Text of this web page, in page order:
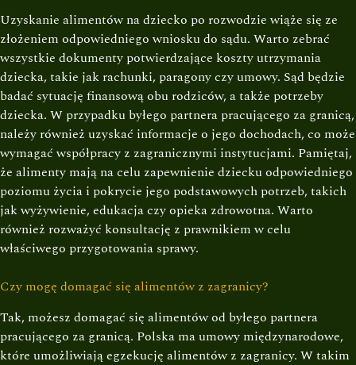
Uzyskanie alimentów na dziecko po rozwodzie wiąże się ze
złożeniem odpowiedniego wniosku do sądu. Warto zebrać
wszystkie dokumenty potwierdzające koszty utrzymania
dziecka, takie jak rachunki, paragony czy umowy. Sąd będzie
badać sytuację finansową obu rodziców, a także potrzeby
dziecka. W przypadku byłego partnera pracującego za granicą,
należy również uzyskać informacje o jego dochodach, co może
wymagać współpracy z zagranicznymi instytucjami. Pamiętaj,
że alimenty mają na celu zapewnienie dziecku odpowiedniego
poziomu życia i pokrycie jego podstawowych potrzeb, takich
jak wyżywienie, edukacja czy opieka zdrowotna. Warto
również rozważyć konsultację z prawnikiem w celu
właściwego przygotowania sprawy.
Czy mogę domagać się alimentów z zagranicy?
Tak, możesz domagać się alimentów od byłego partnera
pracującego za granicą. Polska ma umowy międzynarodowe,
które umożliwiają egzekucję alimentów z zagranicy. W takim